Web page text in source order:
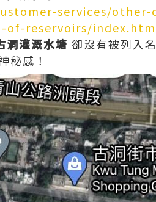
services/
reservoirs/
洞灌溉水塘 卻沒有被列入
秘感！